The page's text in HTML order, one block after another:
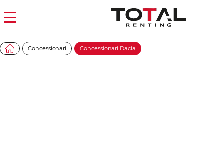
Concessionari Concessionari Dacia